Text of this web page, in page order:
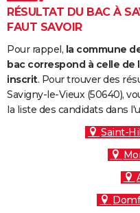
Dictionnaire
Biographies
Citations
Expressions
Proverbes
PROGRAMME TV
S'inscrire
Se connecter
Lycées
Collèges
Primaires
Universités
Entreprises
Service militaire
Avis de recherche
AVIS DE DÉCÈS
FORUM
RÉSULTAT DU BAC À
FAUT SAVOIR
Pour rappel, la commune
bac correspond à celle
inscrit. Pour trouver des
Savigny-le-Vieux (50640),
la liste des candidats dans
Saint-